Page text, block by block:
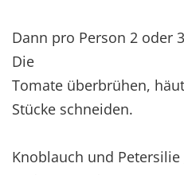
Dann pro Person 2 oder
Die
Tomate überbrühen,
Stücke schneiden.
Knoblauch und